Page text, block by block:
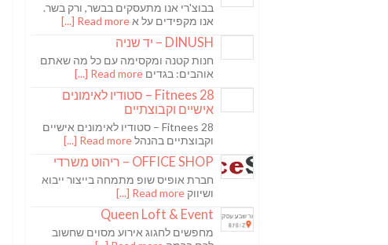
בבוצ'רי אנו מתעסקים בבשר, ורק בשר.
אנו מקפידים על אRead more [...]
DINUSH – יד שניה
חנות קטנה ומקסימה עם כל מה שאתם
אוהבים: בגדים Read more [...]
Fitnees 28 – סטודיו לאימונים
אישיים וקבוצתיים
Fitnees 28 – סטודיו לאימונים אישיים
וקבוצתיים בהנהלRead more [...]
OFFICE SHOP – ריהוט משרדי
חברת אופיס שופ מתמחה בייצור ייבוא
ושיווק Read more [...]
Queen Loft & Event
מחפשים לחגוג אירוע מסוים שחשוב